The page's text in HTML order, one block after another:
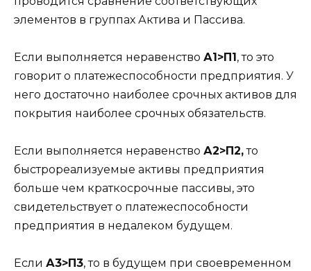
элементов в группах Актива и Пассива.
Если выполняется неравенство А1>П1, то это
говорит о платежеспособности предприятия. У
него достаточно наиболее срочных активов для
покрытия наиболее срочных обязательств.
Если выполняется неравенство А2>П2,то
быстрореализуемые активы предприятия
больше чем краткосрочные пассивы, это
свидетельствует о платежеспособности
предприятия в недалеком будущем.
Если А3>П3, то в будущем при своевременном